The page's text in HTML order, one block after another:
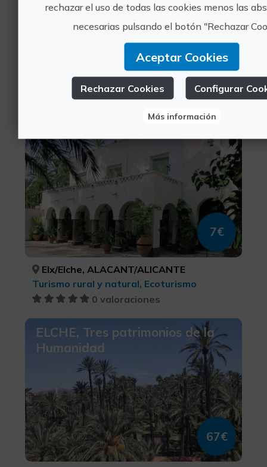
10€
Elx/Elche, ALACANT/ALICANTE
Camins de Dinosaures
0 valoraciones
7€
Elx/Elche, ALACANT/ALICANTE
Turismo rural y natural, Ecoturismo
0 valoraciones
ELCHE, Tres patrimonios de la
Humanidad
67€
rechazar el uso de todas las cookies menos las
necesarias pulsando el botón "Rechazar
Aceptar Cookies
Rechazar Cookies Configurar
Más información